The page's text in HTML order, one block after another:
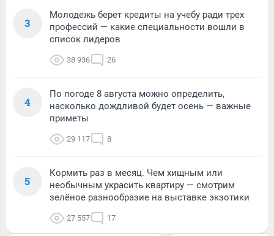
3
Молодежь берет кредиты на учебу ради трех
профессий — какие специальности вошли в
список лидеров
38 936 26
4
По погоде 8 августа можно определить,
насколько дождливой будет осень — важные
приметы
29 117 8
5
Кормить раз в месяц. Чем хищным или
необычным украсить квартиру — смотрим
зелёное разнообразие на выставке экзотики
27 557 17